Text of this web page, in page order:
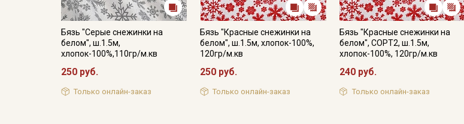
Бязь "Серые снежинки на
белом", ш.1.5м,
хлопок-100%,110гр/м.кв
250 руб.
Только онлайн-заказ
Бязь "Красные снежинки на
белом", ш.1.5м, хлопок-100%,
120гр/м.кв
250 руб.
Только онлайн-заказ
Бязь "Красные снежинки на
белом", СОРТ2, ш.1.5м,
хлопок-100%, 120гр/м.кв
240 руб.
Только онлайн-заказ
Электронная почта
Подписаться